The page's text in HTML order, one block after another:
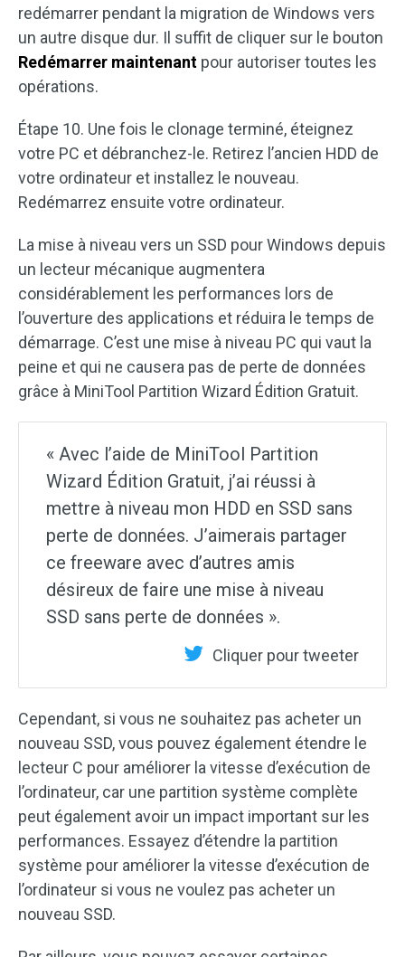
redémarrer pendant la migration de Windows vers
un autre disque dur. Il suffit de cliquer sur le bouton
Redémarrer maintenant pour autoriser toutes les
opérations.
Étape 10. Une fois le clonage terminé, éteignez
votre PC et débranchez-le. Retirez l’ancien HDD de
votre ordinateur et installez le nouveau.
Redémarrez ensuite votre ordinateur.
La mise à niveau vers un SSD pour Windows depuis
un lecteur mécanique augmentera
considérablement les performances lors de
l’ouverture des applications et réduira le temps de
démarrage. C’est une mise à niveau PC qui vaut la
peine et qui ne causera pas de perte de données
grâce à MiniTool Partition Wizard Édition Gratuit.
« Avec l’aide de MiniTool Partition
Wizard Édition Gratuit, j’ai réussi à
mettre à niveau mon HDD en SSD sans
perte de données. J’aimerais partager
ce freeware avec d’autres amis
désireux de faire une mise à niveau
SSD sans perte de données ».
Cliquer pour tweeter
Cependant, si vous ne souhaitez pas acheter un
nouveau SSD, vous pouvez également étendre le
lecteur C pour améliorer la vitesse d’exécution de
l’ordinateur, car une partition système complète
peut également avoir un impact important sur les
performances. Essayez d’étendre la partition
système pour améliorer la vitesse d’exécution de
l’ordinateur si vous ne voulez pas acheter un
nouveau SSD.